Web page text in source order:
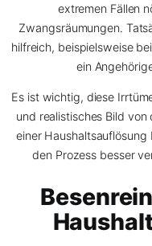
extremen Fällen
Zwangsräumungen.
hilfreich, beispielsweise
ein
Es ist wichtig, diese
und realistisches Bild
einer
den Prozess besser